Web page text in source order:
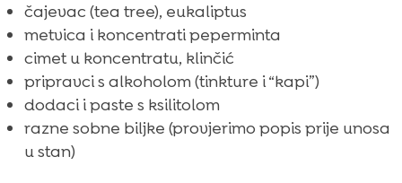
čajevac (tea tree), eukaliptus
metvica i koncentrati peperminta
cimet u koncentratu, klinčić
pripravci s alkoholom (tinkture i “kapi”)
dodaci i paste s ksilitolom
razne sobne biljke (provjerimo popis prije unosa
u stan)